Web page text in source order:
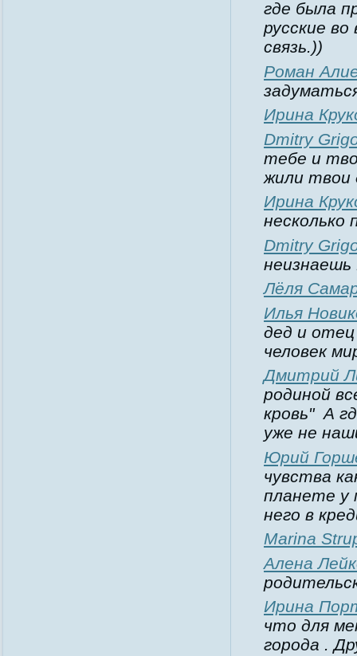
где была
русские
связь.))
Роман
Ирина
Dmitry
тебе и
жили твои
Ирина
несколько
Dmitry
неизнаешь
Лёля
Илья
дед и отец
человек
Дмитрий
родиной
кровь"А
уже не
Юрий
чувства
планете у
него в
Marina
Алена
Ирина
что для
города .